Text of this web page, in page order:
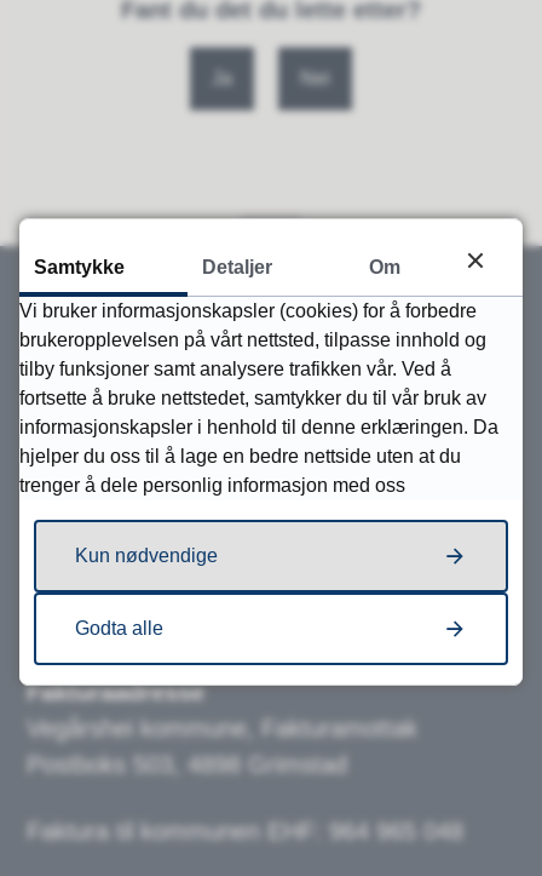
Fant du det du lette etter?
Ja Nei
Skriv til oss
Skriv til oss
Send sikker digital post
Postadresse
Vegårshei kommune
Sektor/avdeling
Molandsveien 11, 4985 Vegårshei
Fakturaadresse
Vegårshei kommune, Fakturamottak
Postboks 503, 4898 Grimstad
Faktura til kommunen EHF: 964 965 048
Samtykke Detaljer Om
Vi bruker informasjonskapsler (cookies) for å forbedre
brukeropplevelsen på vårt nettsted, tilpasse innhold og
tilby funksjoner samt analysere trafikken vår. Ved å
fortsette å bruke nettstedet, samtykker du til vår bruk av
informasjonskapsler i henhold til denne erklæringen. Da
hjelper du oss til å lage en bedre nettside uten at du
trenger å dele personlig informasjon med oss
Kun nødvendige
Godta alle